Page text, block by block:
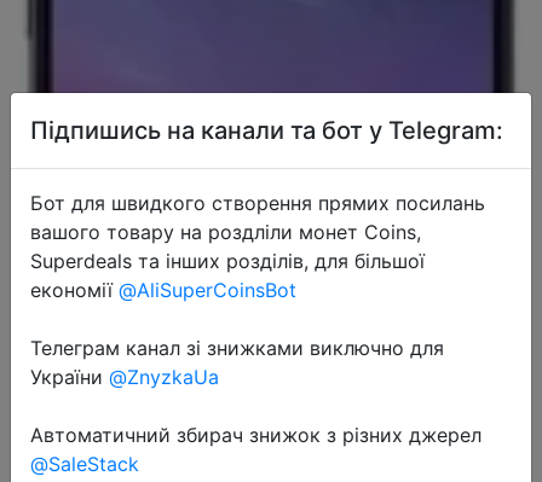
Підпишись на канали та бот у Telegram:
Бот для швидкого створення прямих посилань
вашого товару на роздліли монет Coins,
Superdeals та інших розділів, для більшої
економії @AliSuperCoinsBot
Телеграм канал зі знижками виключно для
України @ZnyzkaUa
Автоматичний збирач знижок з різних джерел
@SaleStack